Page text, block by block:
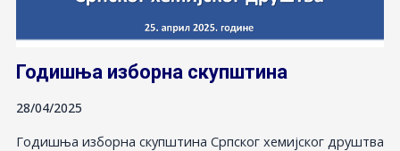
Годишња изборна скупштина
28/04/2025
Годишња изборна скупштина Српског хемијског друштва